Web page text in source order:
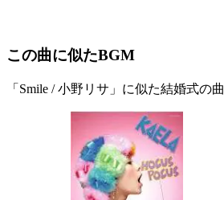
この曲に似たBGM
「Smile / 小野リサ」に似た結婚式の曲